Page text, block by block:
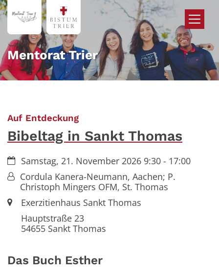
Zum Inhalt springen
Mentorat Trier
Auf Entdeckung:
Bibeltag in Sankt Thomas
Datum:Samstag, 21. November 2026 9:30 - 17:00
Von:Cordula Kanera-Neumann, Aachen; P.
Christoph Mingers OFM, St. Thomas
Ort:Exerzitienhaus Sankt Thomas
Hauptstraße 23
54655Sankt Thomas
Das Buch Esther